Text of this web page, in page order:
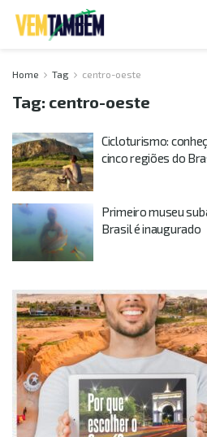
Home Tag centro-oeste
Tag: centro-oeste
Cicloturismo:
cinco regiões do
Primeiro museu
Brasil é inaugurado